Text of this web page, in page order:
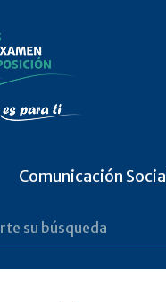
Comunicación Social